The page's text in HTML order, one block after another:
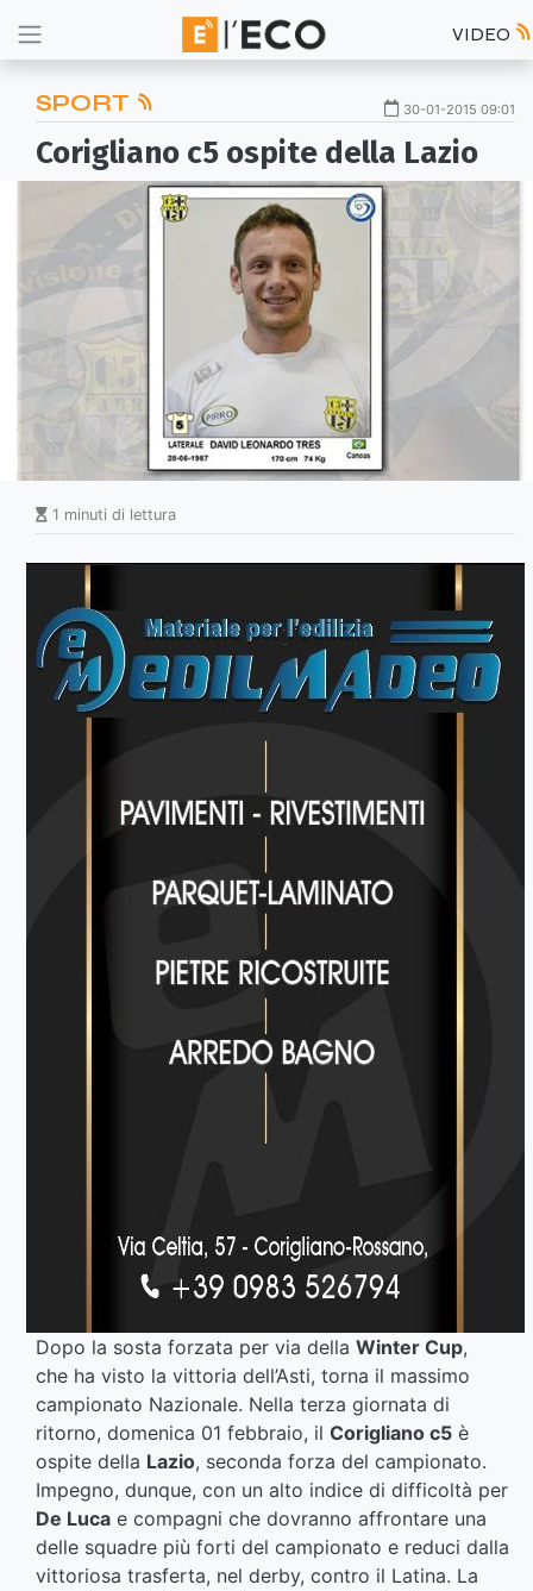
VIDEO
SPORT 30-01-2015 09:01
Corigliano c5 ospite della Lazio
1 minuti di lettura
Dopo la sosta forzata per via della Winter Cup,
che ha visto la vittoria dell’Asti, torna il massimo
campionato Nazionale. Nella terza giornata di
ritorno, domenica 01 febbraio, il Corigliano c5 è
ospite della Lazio, seconda forza del campionato.
Impegno, dunque, con un alto indice di difficoltà per
De Luca e compagni che dovranno affrontare una
delle squadre più forti del campionato e reduci dalla
vittoriosa trasferta, nel derby, contro il Latina. La